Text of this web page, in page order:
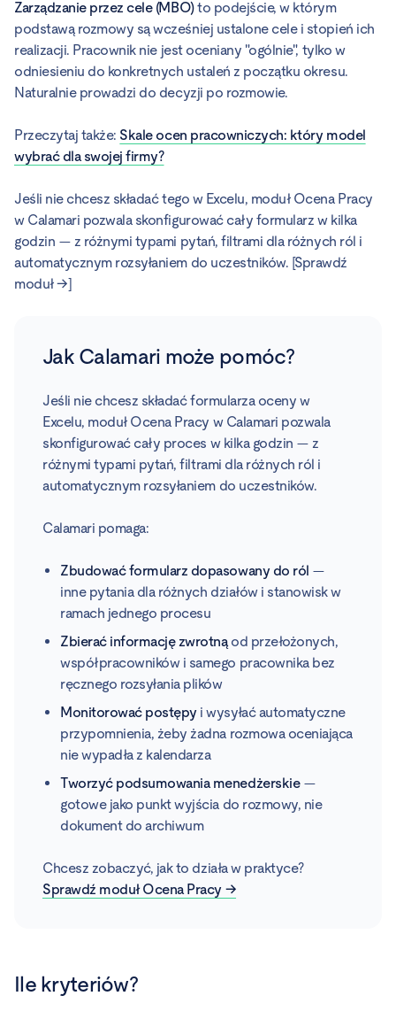
Zarządzanie przez cele (MBO)to podejście, w którym
podstawą rozmowy są wcześniej ustalone cele i stopień ich
realizacji. Pracownik nie jest oceniany "ogólnie", tylko w
odniesieniu do konkretnych ustaleń z początku okresu.
Naturalnie prowadzi do decyzji po rozmowie.
Przeczytaj także: Skale ocen pracowniczych: który model
wybrać dla swojej firmy?
Jeśli nie chcesz składać tego w Excelu, moduł Ocena Pracy
w Calamari pozwala skonfigurować cały formularz w kilka
godzin — z różnymi typami pytań, filtrami dla różnych ról i
automatycznym rozsyłaniem do uczestników. [Sprawdź
moduł →]
Jak Calamari może pomóc?
Jeśli nie chcesz składać formularza oceny w
Excelu, moduł Ocena Pracy w Calamari pozwala
skonfigurować cały proces w kilka godzin — z
różnymi typami pytań, filtrami dla różnych ról i
automatycznym rozsyłaniem do uczestników.
Calamari pomaga:
Zbudować formularz dopasowany do ról —
inne pytania dla różnych działów i stanowisk w
ramach jednego procesu
Zbierać informację zwrotnąod przełożonych,
współpracowników i samego pracownika bez
ręcznego rozsyłania plików
Monitorować postępy i wysyłać automatyczne
przypomnienia, żeby żadna rozmowa oceniająca
nie wypadła z kalendarza
Tworzyć podsumowania menedżerskie—
gotowe jako punkt wyjścia do rozmowy, nie
dokument do archiwum
Chcesz zobaczyć, jak to działa w praktyce?
Sprawdź moduł Ocena Pracy →
Ile kryteriów?